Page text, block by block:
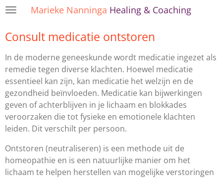
Ga
naar
hoofdinhoud
Marieke Nanninga Healing & Coaching
Consult medicatie ontstoren
In de moderne geneeskunde wordt medicatie ingezet als
remedie tegen diverse klachten. Hoewel medicatie
essentieel kan zijn, kan medicatie het welzijn en de
gezondheid beïnvloeden. Medicatie kan bijwerkingen
geven of achterblijven in je lichaam en blokkades
veroorzaken die tot fysieke en emotionele klachten
leiden. Dit verschilt per persoon.
Ontstoren (neutraliseren) is een methode uit de
homeopathie en is een natuurlijke manier om het
lichaam te helpen herstellen van mogelijke verstoringen